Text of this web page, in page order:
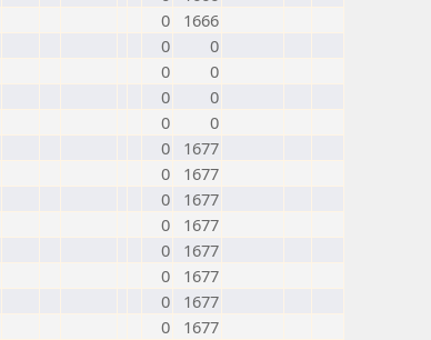
0
1666
0
0
0
0
0
0
0
0
0
1677
0
1677
0
1677
0
1677
0
1677
0
1677
0
1677
0 1677